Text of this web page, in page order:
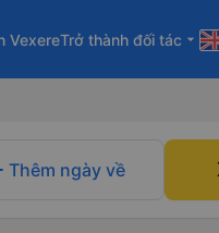
VexereTrở thành đối tác arrow_drop_down
Thêm ngày về